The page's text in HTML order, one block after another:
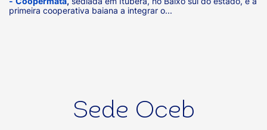
primeira cooperativa baiana a integrar o...
Sede Oceb